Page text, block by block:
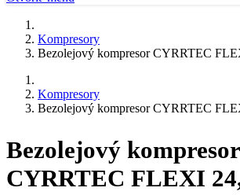
Kompresory
Bezolejový kompresor CYRRTEC
Kompresory
Bezolejový kompresor CYRRTEC
Bezolejový kompresor
CYRRTEC FLEXI